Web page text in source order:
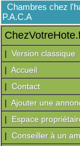
Chambres chez
P.A.C.A
| Version classique
| Accueil
| Contact
| Ajouter une
| Espace
| Conseiller à un